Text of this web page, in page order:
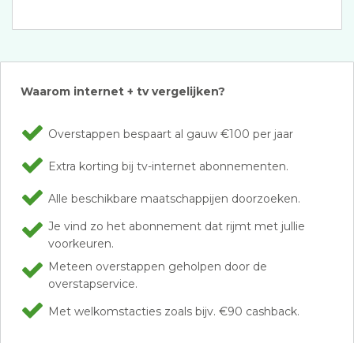
Waarom internet + tv vergelijken?
Overstappen bespaart al gauw €100 per jaar
Extra korting bij tv-internet abonnementen.
Alle beschikbare maatschappijen doorzoeken.
Je vind zo het abonnement dat rijmt met jullie
voorkeuren.
Meteen overstappen geholpen door de
overstapservice.
Met welkomstacties zoals bijv. €90 cashback.